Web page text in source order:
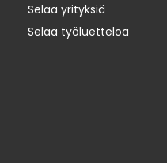
Selaa yrityksiä
Selaa työluetteloa